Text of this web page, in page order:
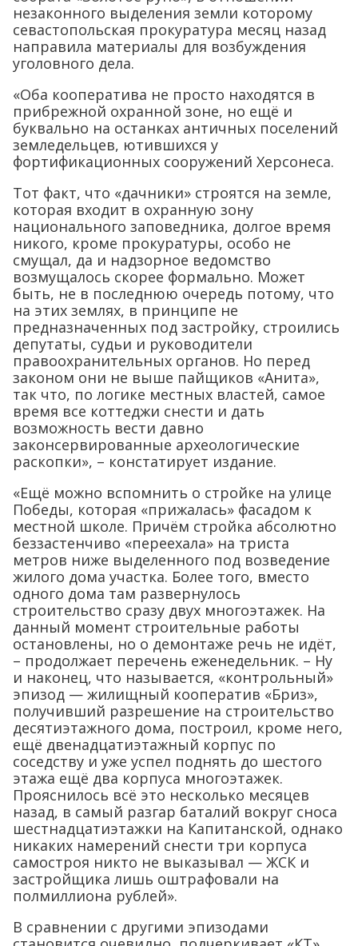
незаконного выделения земли которому
севастопольская прокуратура месяц назад
направила материалы для возбуждения
уголовного дела.
«Оба кооператива не просто находятся в
прибрежной охранной зоне, но ещё и
буквально на останках античных поселений
земледельцев, ютившихся у
фортификационных сооружений Херсонеса.
Тот факт, что «дачники» строятся на земле,
которая входит в охранную зону
национального заповедника, долгое время
никого, кроме прокуратуры, особо не
смущал, да и надзорное ведомство
возмущалось скорее формально. Может
быть, не в последнюю очередь потому, что
на этих землях, в принципе не
предназначенных под застройку, строились
депутаты, судьи и руководители
правоохранительных органов. Но перед
законом они не выше пайщиков «Анита»,
так что, по логике местных властей, самое
время все коттеджи снести и дать
возможность вести давно
законсервированные археологические
раскопки», – констатирует издание.
«Ещё можно вспомнить о стройке на улице
Победы, которая «прижалась» фасадом к
местной школе. Причём стройка абсолютно
беззастенчиво «переехала» на триста
метров ниже выделенного под возведение
жилого дома участка. Более того, вместо
одного дома там развернулось
строительство сразу двух многоэтажек. На
данный момент строительные работы
остановлены, но о демонтаже речь не идёт,
– продолжает перечень еженедельник. – Ну
и наконец, что называется, «контрольный»
эпизод — жилищный кооператив «Бриз»,
получивший разрешение на строительство
десятиэтажного дома, построил, кроме него,
ещё двенадцатиэтажный корпус по
соседству и уже успел поднять до шестого
этажа ещё два корпуса многоэтажек.
Прояснилось всё это несколько месяцев
назад, в самый разгар баталий вокруг сноса
шестнадцатиэтажки на Капитанской, однако
никаких намерений снести три корпуса
самостроя никто не выказывал — ЖСК и
застройщика лишь оштрафовали на
полмиллиона рублей».
В сравнении с другими эпизодами